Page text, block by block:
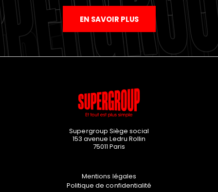
EN SAVOIR PLUS
Supergroup Siège social
153 avenue Ledru Rollin
75011 Paris
Mentions légales
Politique de confidentialité